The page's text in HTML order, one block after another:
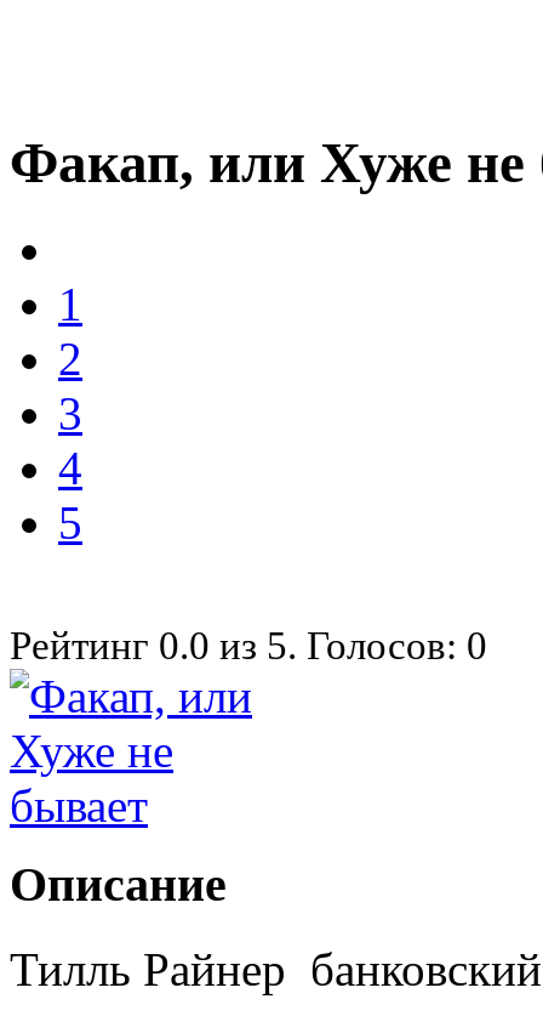
Факап, или Хуже не
1
2
3
4
5
Рейтинг 0.0 из 5. Голосов: 0
Описание
Тилль Райнер 